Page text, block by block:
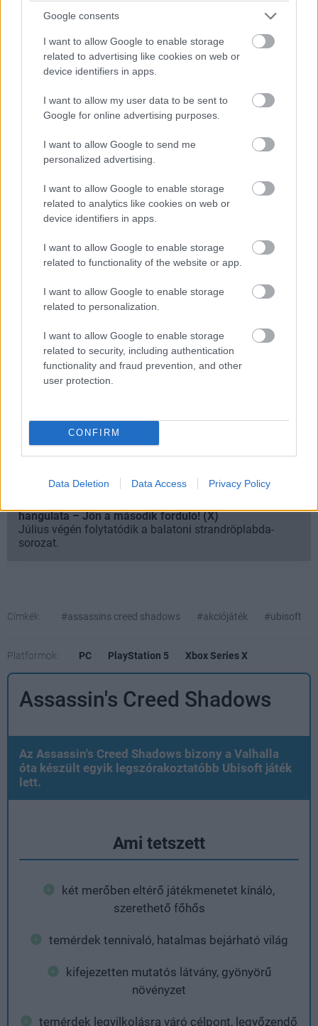
Google consents
I want to allow Google to enable storage
related to advertising like cookies on web or
device identifiers in apps.
I want to allow my user data to be sent to
Google for online advertising purposes.
I want to allow Google to send me
personalized advertising.
I want to allow Google to enable storage
related to analytics like cookies on web or
device identifiers in apps.
I want to allow Google to enable storage
related to functionality of the website or app.
I want to allow Google to enable storage
related to personalization.
I want to allow Google to enable storage
related to security, including authentication
functionality and fraud prevention, and other
user protection.
CONFIRM
Data Deletion Data Access Privacy Policy
Mindez már bekerült az Assassin's Creed Shadowsba,
így csak hagynotok kell a játéknak, hogy lefrissítse
magát. A Claws of Awaji egy fizetős kiegészítő lesz, amit
külön kell majd megvásárolnotok. Az alapjáték Premium
megkapni.
Rengeteg hír és cikk vár rád, lehet, hogy éppen nem
hogy naprakész maradj, kiválogatjuk neked a
iratkozz fel hírlevelünkre!
Kijelentem, hogy az
hangulata – Jön a második forduló! (X)
Július végén folytatódik a balatoni strandröplabda-
sorozat.
Címkék: #assassins creed shadows #akciójáték #ubisoft
Platformok: PC PlayStation 5 Xbox Series X
Assassin's Creed Shadows
Az Assassin's Creed Shadows bizony a Valhalla
óta készült egyik legszórakoztatóbb Ubisoft játék
lett.
Ami tetszett
két merőben eltérő játékmenetet kínáló,
szerethető főhős
temérdek tennivaló, hatalmas bejárható világ
kifejezetten mutatós látvány, gyönyörű
növényzet
temérdek legyilkolásra váró célpont, legyőzendő